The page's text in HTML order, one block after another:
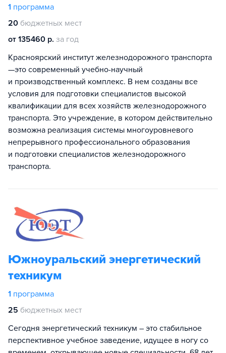
1 программа
20 бюджетных мест
от 135460 р. за год
Красноярский институт железнодорожного транспорта
—это современный учебно-научный
и производственный комплекс. В нем созданы все
условия для подготовки специалистов высокой
квалификации для всех хозяйств железнодорожного
транспорта. Это учреждение, в котором действительно
возможна реализация системы многоуровневого
непрерывного профессионального образования
и подготовки специалистов железнодорожного
транспорта.
Южноуральский энергетический
техникум
1 программа
25 бюджетных мест
Сегодня энергетический техникум – это стабильное
перспективное учебное заведение, идущее в ногу со